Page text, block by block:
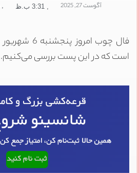
آگوست 27, 2025 3:31 ب.ظ ,
است که در این پست بررسی می‌کنیم.